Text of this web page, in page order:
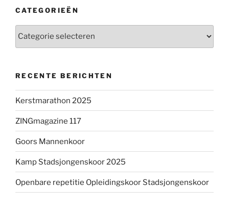
CATEGORIEËN
RECENTE BERICHTEN
Kerstmarathon 2025
ZINGmagazine 117
Goors Mannenkoor
Kamp Stadsjongenskoor 2025
Openbare repetitie Opleidingskoor Stadsjongenskoor